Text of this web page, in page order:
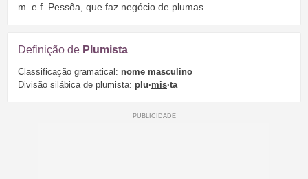
m. e f. Pessôa, que faz negócio de plumas.
Definição de Plumista
Classificação gramatical: nome masculino
Divisão silábica de plumista: plu·mis·ta